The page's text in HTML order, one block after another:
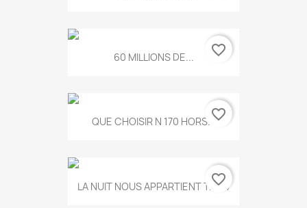
60 MILLIONS DE... favorite_border
QUE CHOISIR N 170 HORS...favorite_border
LA NUIT NOUS APPARTIENT T.634
favorite_border